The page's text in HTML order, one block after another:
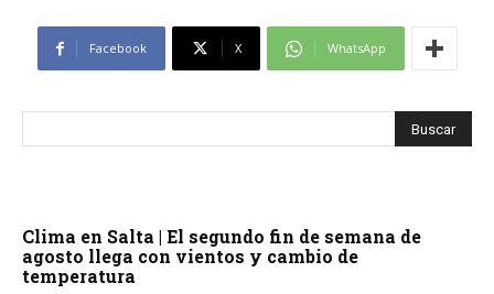
Facebook X WhatsApp
Clima en Salta | El segundo fin de semana de
agosto llega con vientos y cambio de
temperatura